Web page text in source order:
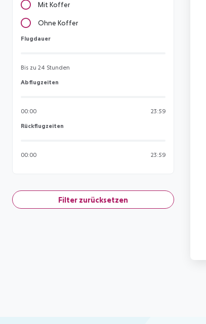
Mit Koffer
Ohne Koffer
Flugdauer
Flugdauer
Bis zu 24 Stunden
Abflugzeiten
Abflugzeiten
00:00 23:59
Rückflugzeiten
Rückflugzeiten
00:00 23:59
Filter zurücksetzen